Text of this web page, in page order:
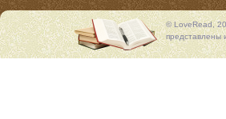
© LoveRead,
представлены